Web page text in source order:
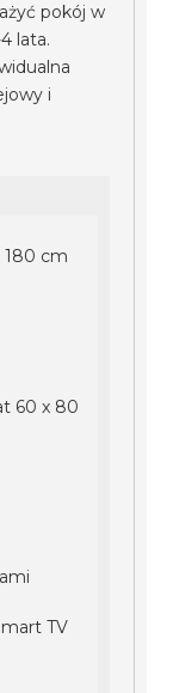
pokój w
lata.
i
180 cm
60 x 80
TV